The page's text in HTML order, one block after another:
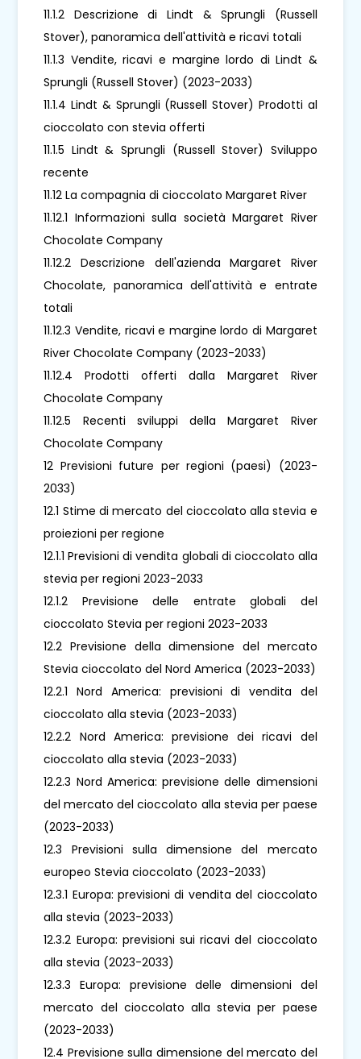
11.1.2 Descrizione di Lindt & Sprungli (Russell
Stover), panoramica dell'attività e ricavi totali
11.1.3 Vendite, ricavi e margine lordo di Lindt &
Sprungli (Russell Stover) (2023-2033)
11.1.4 Lindt & Sprungli (Russell Stover) Prodotti al
cioccolato con stevia offerti
11.1.5 Lindt & Sprungli (Russell Stover) Sviluppo
recente
11.12 La compagnia di cioccolato Margaret River
11.12.1 Informazioni sulla società Margaret River
Chocolate Company
11.12.2 Descrizione dell'azienda Margaret River
Chocolate, panoramica dell'attività e entrate
totali
11.12.3 Vendite, ricavi e margine lordo di Margaret
River Chocolate Company (2023-2033)
11.12.4 Prodotti offerti dalla Margaret River
Chocolate Company
11.12.5 Recenti sviluppi della Margaret River
Chocolate Company
12 Previsioni future per regioni (paesi) (2023-
2033)
12.1 Stime di mercato del cioccolato alla stevia e
proiezioni per regione
12.1.1 Previsioni di vendita globali di cioccolato alla
stevia per regioni 2023-2033
12.1.2 Previsione delle entrate globali del
cioccolato Stevia per regioni 2023-2033
12.2 Previsione della dimensione del mercato
Stevia cioccolato del Nord America (2023-2033)
12.2.1 Nord America: previsioni di vendita del
cioccolato alla stevia (2023-2033)
12.2.2 Nord America: previsione dei ricavi del
cioccolato alla stevia (2023-2033)
12.2.3 Nord America: previsione delle dimensioni
del mercato del cioccolato alla stevia per paese
(2023-2033)
12.3 Previsioni sulla dimensione del mercato
europeo Stevia cioccolato (2023-2033)
12.3.1 Europa: previsioni di vendita del cioccolato
alla stevia (2023-2033)
12.3.2 Europa: previsioni sui ricavi del cioccolato
alla stevia (2023-2033)
12.3.3 Europa: previsione delle dimensioni del
mercato del cioccolato alla stevia per paese
(2023-2033)
12.4 Previsione sulla dimensione del mercato del